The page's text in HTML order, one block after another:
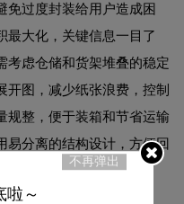
过度封装给用户造成困
大化，关键信息一目了
虑仓储和货架堆叠的稳定
图，减少纸张浪费，控制
整，便于装箱和节省运输
分离的结构设计，方便回
不再弹出
啦～